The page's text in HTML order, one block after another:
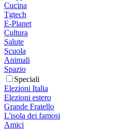
Cucina
Tgtech
E-Planet
Cultura
Salute
Scuola
Animali
Spazio
Speciali
Elezioni Italia
Elezioni estero
Grande Fratello
L'isola dei famosi
Amici